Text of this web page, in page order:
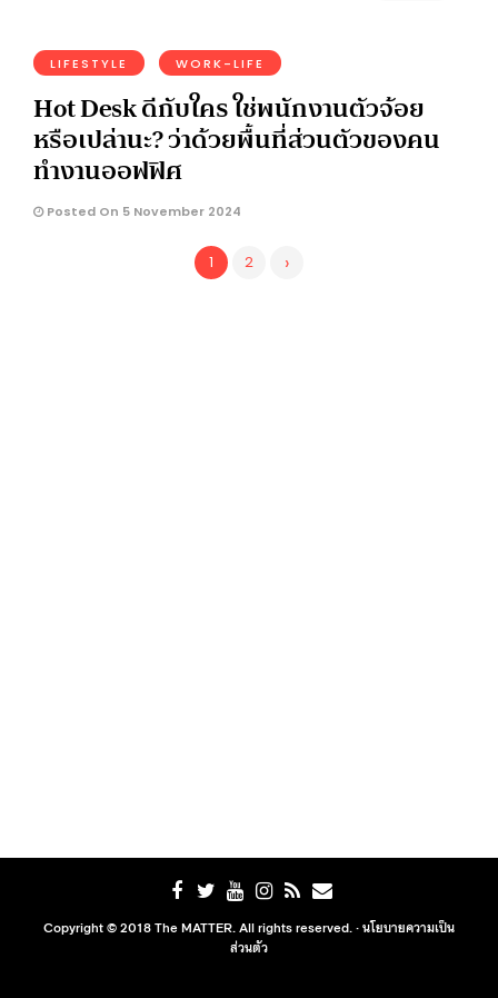
LIFESTYLE WORK-LIFE
Hot Desk ดีกับใคร ใช่พนักงานตัวจ้อย
หรือเปล่านะ? ว่าด้วยพื้นที่ส่วนตัวของคน
ทำงานออฟฟิศ
Posted On 5 November 2024
1 2 ›
Copyright © 2018 The MATTER. All rights reserved. ·นโยบายความเป็น
ส่วนตัว